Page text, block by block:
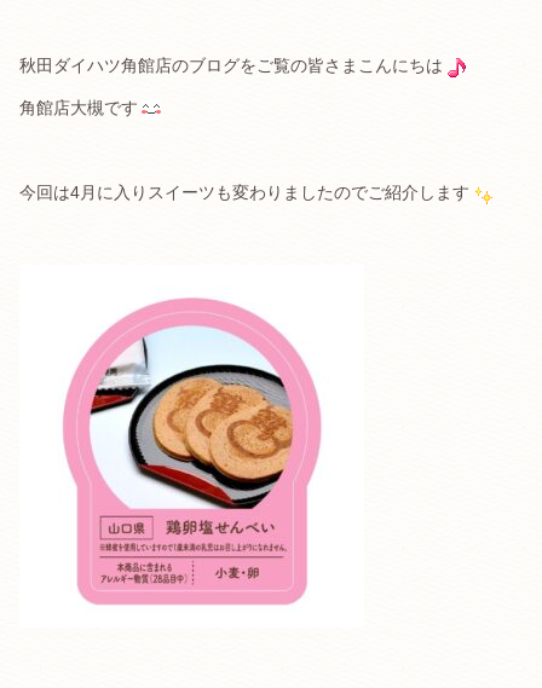
秋田ダイハツ角館店のブログをご覧の皆さまこんにちは
角館店大槻です
今回は4月に入りスイーツも変わりましたのでご紹介します